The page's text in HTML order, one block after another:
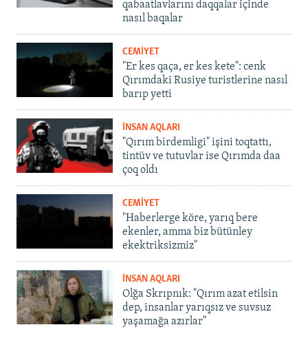
qabaatlavlarını daqqalar içinde
nasıl baqalar
CEMİYET
"Er kes qaça, er kes kete": cenk
Qırımdaki Rusiye turistlerine nasıl
barıp yetti
İNSAN AQLARI
"Qırım birdemligi" işini toqtattı,
tintüv ve tutuvlar ise Qırımda daa
çoq oldı
CEMİYET
"Haberlerge köre, yarıq bere
ekenler, amma biz bütünley
ekektriksizmiz"
İNSAN AQLARI
Olğa Skrıpnık: "Qırım azat etilsin
dep, insanlar yarıqsız ve suvsuz
yaşamağa azırlar"